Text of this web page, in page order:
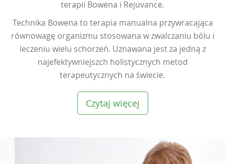
terapii Bowena i Rejuvance.
Technika Bowena to terapia manualna przywracająca
równowagę organizmu stosowana w zwalczaniu bólu i
leczeniu wielu schorzeń. Uznawana jest za jedną z
najefektywniejszch holistycznych metod
terapeutycznych na świecie.
Czytaj więcej